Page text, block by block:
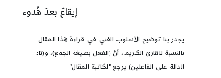
إيقاعٌ بعدَ هُدوء
يجدر بنا توضيح الأسلوب الفني في قراءة هذا المقال
بالنسبة للقارئ الكريم، أنَّ (الفعل بصيغة الجمع)، و(ناء
الدالة على الفاعلين) يرجع "لكاتبة المقال"